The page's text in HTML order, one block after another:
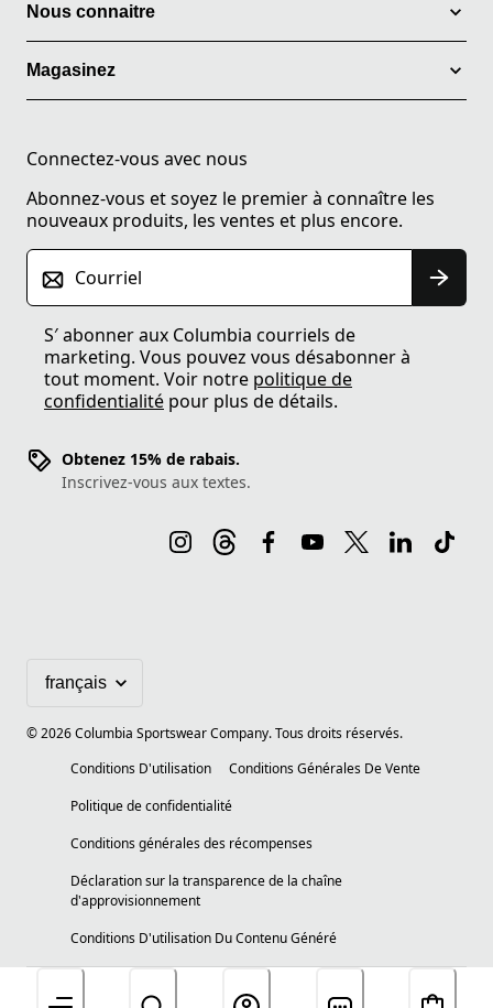
Nous connaitre
Magasinez
Connectez-vous avec nous
Abonnez-vous et soyez le premier à connaître les
nouveaux produits, les ventes et plus encore.
Courriel
S′ abonner aux Columbia courriels de
marketing. Vous pouvez vous désabonner à
tout moment. Voir notre politique de
confidentialité pour plus de détails.
Obtenez 15% de rabais.
Inscrivez-vous aux textes.
©2026Columbia Sportswear Company. Tous droits réservés.
Conditions D'utilisation
Conditions Générales De Vente
Politique de confidentialité
Conditions générales des récompenses
Déclaration sur la transparence de la chaîne
d'approvisionnement
Conditions D'utilisation Du Contenu Généré